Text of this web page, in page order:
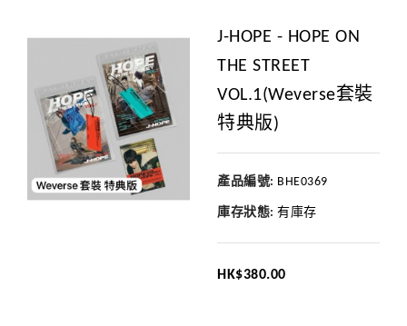
J-HOPE - HOPE ON
THE STREET
VOL.1(Weverse套裝
特典版)
產品編號: BHE0369
庫存狀態: 有庫存
HK$380.00